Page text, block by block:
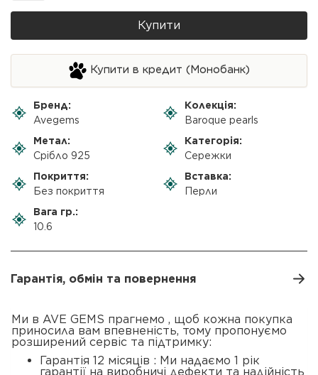
Купити
Купити в кредит (Монобанк)
Бренд:
Avegems
Колекція:
Baroque pearls
Метал:
Срібло 925
Категорія:
Сережки
Покриття:
Без покриття
Вставка:
Перли
Вага гр.:
10.6
Гарантія, обмін та повернення
Ми в AVE GEMS прагнемо , щоб кожна покупка
приносила вам впевненість, тому пропонуємо
розширений сервіс та підтримку:
Гарантія 12 місяців : Ми надаємо 1 рік
гарантії на виробничі дефекти та надійність